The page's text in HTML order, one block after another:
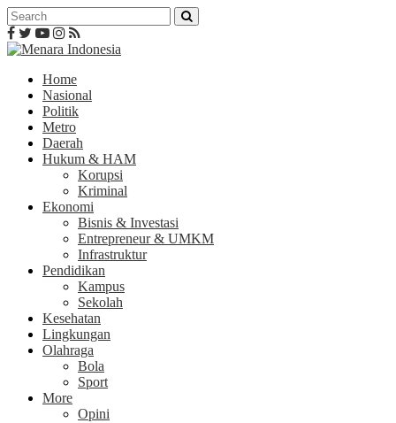
Home
Nasional
Politik
Metro
Daerah
Hukum & HAM
Korupsi
Kriminal
Ekonomi
Bisnis & Investasi
Entrepreneur & UMKM
Infrastruktur
Pendidikan
Kampus
Sekolah
Kesehatan
Lingkungan
Olahraga
Bola
Sport
More
Opini